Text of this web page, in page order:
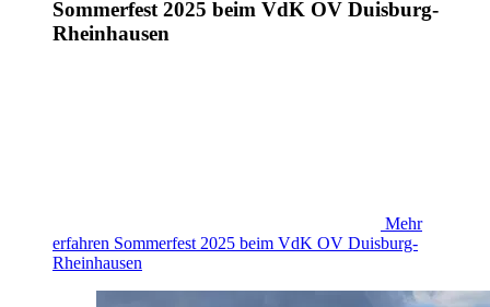
Sommerfest 2025 beim VdK OV Duisburg-
Rheinhausen
Mehr
erfahren Sommerfest 2025 beim VdK OV Duisburg-
Rheinhausen